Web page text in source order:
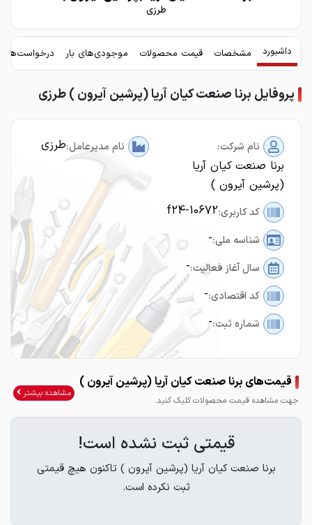
طرزی
داشبورد مشخصات قیمت محصولات موجودی‌های بار
پروفایل برنا صنعت کیان آریا (پرشین آیرون ) طرزی
نام شرکت:
برنا صنعت کیان آریا
(پرشین آیرون )
نام مدیرعامل:طرزی
کد کاربری:f24-10672
شناسه ملی:-
سال آغاز فعالیت:-
کد اقتصادی:-
شماره ثبت:-
قیمت‌های برنا صنعت کیان آریا (پرشین آیرون )
جهت مشاهده قیمت محصولات کلیک کنید.
مشاهده بیشتر
قیمتی ثبت نشده است!
برنا صنعت کیان آریا (پرشین آیرون ) تاکنون هیچ قیمتی
ثبت نکرده است.